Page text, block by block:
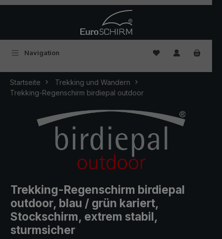
Navigation Du hast 0
Startseite
Trekking und Wandern
Trekking-Regenschirm birdiepal outdoor
Trekking-Regenschirm birdiepal
outdoor, blau / grün kariert,
Stockschirm, extrem stabil,
sturmsicher